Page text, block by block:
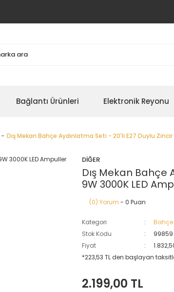
Bağlantı Ürünleri Elektronik Reyonu
Dış Mekan Bahçe Aydınlatma Seti - 20'li E27 Duylu
DİĞER
Dış Mekan Bahçe
9W 3000K LED
(0) Yorum - 0 Puan
Kategori
Bahçe
Stok Kodu
99859
Fiyat
*223,53 TL den başlayan
2.199,00 TL